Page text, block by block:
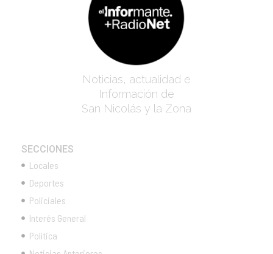
Noticias, actualidad e
Información de
San Nicolás y la Zona
SECCIONES
Locales
Deportes
Policiales
Interés General
Política